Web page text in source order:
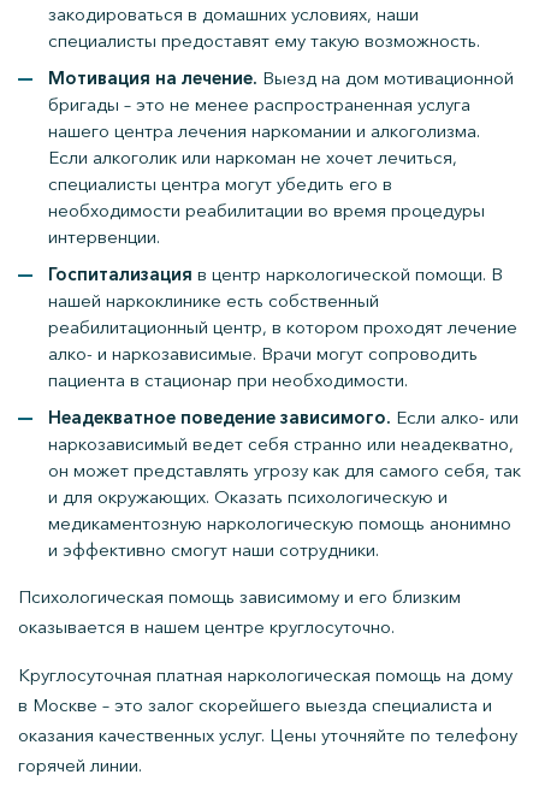
закодироваться в домашних условиях, наши
специалисты предоставят ему такую возможность.
Мотивация на лечение. Выезд на дом мотивационной
бригады – это не менее распространенная услуга
нашего центра лечения наркомании и алкоголизма.
Если алкоголик или наркоман не хочет лечиться,
специалисты центра могут убедить его в
необходимости реабилитации во время процедуры
интервенции.
Госпитализация в центр наркологической помощи. В
нашей наркоклинике есть собственный
реабилитационный центр, в котором проходят лечение
алко- и наркозависимые. Врачи могут сопроводить
пациента в стационар при необходимости.
Неадекватное поведение зависимого. Если алко- или
наркозависимый ведет себя странно или неадекватно,
он может представлять угрозу как для самого себя, так
и для окружающих. Оказать психологическую и
медикаментозную наркологическую помощь анонимно
и эффективно смогут наши сотрудники.
Психологическая помощь зависимому и его близким
оказывается в нашем центре круглосуточно.
Круглосуточная платная наркологическая помощь на дому
в Москве – это залог скорейшего выезда специалиста и
оказания качественных услуг. Цены уточняйте по телефону
горячей линии.